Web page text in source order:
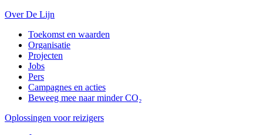
Over De Lijn
Toekomst en waarden
Organisatie
Projecten
Jobs
Pers
Campagnes en acties
Beweeg mee naar minder CO₂
Oplossingen voor reizigers